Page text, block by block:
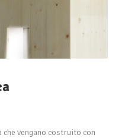
vengano costruito con